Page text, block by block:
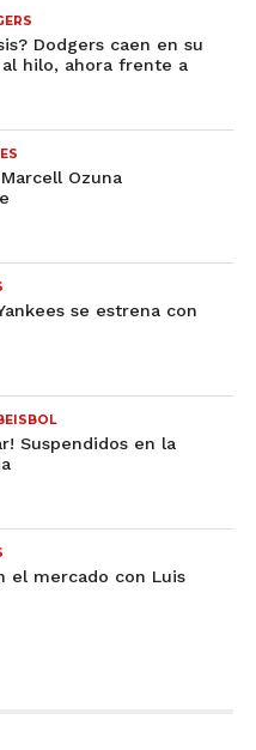
Dodgers caen en su
hilo, ahora frente a
Ozuna
se estrena con
Suspendidos en la
el mercado con Luis